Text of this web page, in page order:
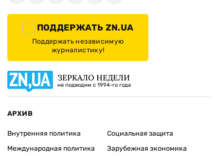
ПОДДЕРЖАТЬ ZN.UA
Поддержать независимую
журналистику!
ЗЕРКАЛО НЕДЕЛИ
не подводим с 1994-го года
АРХИВ
Внутренняя политика
Международная политика
Социальная защита
Зарубежная экономика